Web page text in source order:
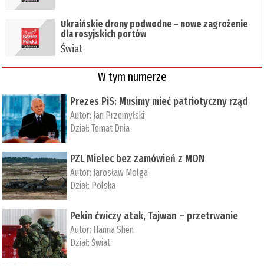
Ukraińskie drony podwodne – nowe zagrożenie
dla rosyjskich portów
Świat
W tym numerze
Prezes PiS: Musimy mieć patriotyczny rząd
Autor: Jan Przemyłski
Dział:Temat Dnia
PZL Mielec bez zamówień z MON
Autor: Jarosław Molga
Dział: Polska
Pekin ćwiczy atak, Tajwan – przetrwanie
Autor: ­Hanna Shen
Dział:Świat